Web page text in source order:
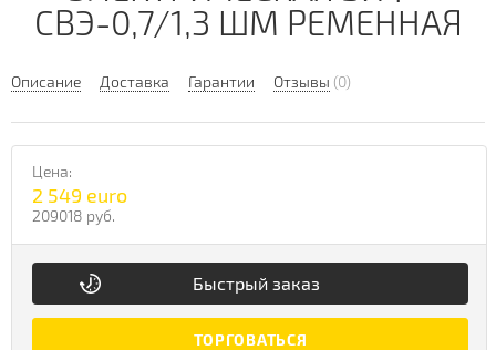
СВЭ-0,7/1,3 ШМ РЕМЕННАЯ
Описание Доставка Гарантии Отзывы (0)
Цена:
2 549 euro
209018 руб.
Быстрый заказ
ТОРГОВАТЬСЯ